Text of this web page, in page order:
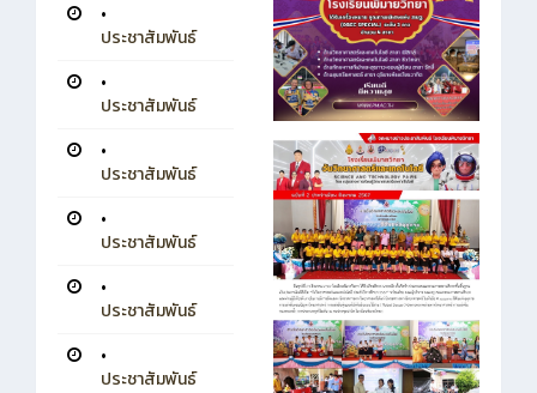
•
ประชาสัมพันธ์
•
ประชาสัมพันธ์
•
ประชาสัมพันธ์
•
ประชาสัมพันธ์
•
ประชาสัมพันธ์
•
ประชาสัมพันธ์